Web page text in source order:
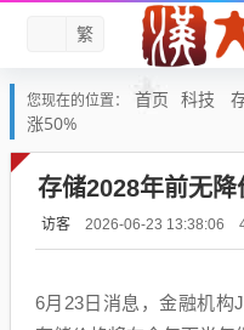
繁
您现在的位置： 首页 科技
涨50%
存储2028年前无
访客 2026-06-23 13:38:06
6月23日消息，金融机构